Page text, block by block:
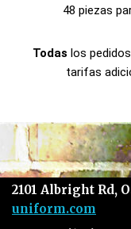
48 piezas
Todas los
tarifas
2101 Albright Rd,
uniform.com